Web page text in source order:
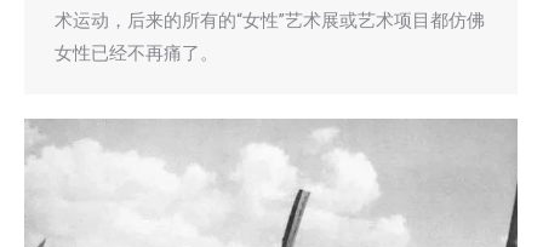
术运动，后来的所有的“女性”艺术展或艺术项目都仿佛
女性已经不再痛了。